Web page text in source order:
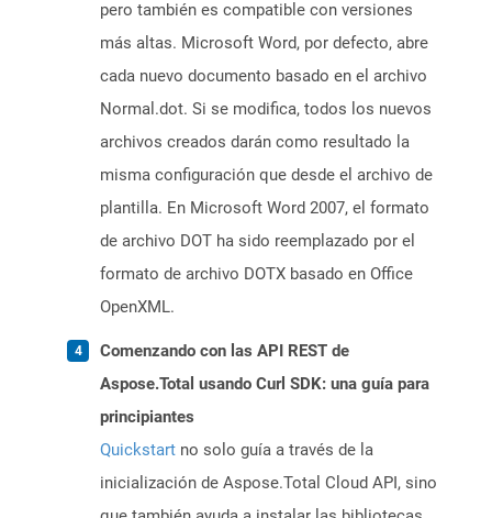
pero también es compatible con versiones
más altas. Microsoft Word, por defecto, abre
cada nuevo documento basado en el archivo
Normal.dot. Si se modifica, todos los nuevos
archivos creados darán como resultado la
misma configuración que desde el archivo de
plantilla. En Microsoft Word 2007, el formato
de archivo DOT ha sido reemplazado por el
formato de archivo DOTX basado en Office
OpenXML.
Comenzando con las API REST de
Aspose.Total usando Curl SDK: una guía para
principiantes
Quickstart no solo guía a través de la
inicialización de Aspose.Total Cloud API, sino